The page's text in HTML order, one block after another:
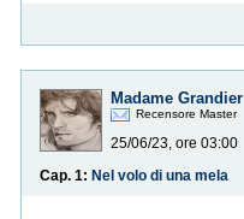
Madame Grandier
Recensore Master
25/06/23, ore 03:00
Cap. 1: Nel volo di una mela